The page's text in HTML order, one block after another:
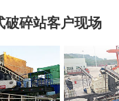
破碎站客户现场